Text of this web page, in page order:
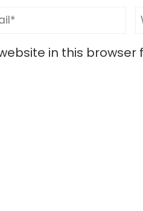
in this browser